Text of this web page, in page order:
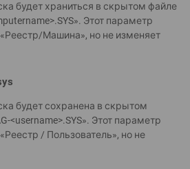
будет храниться в скрытом файле
Этот параметр
Машина», но не изменяет
будет сохранена в скрытом
<username>.SYS». Этот параметр
/ Пользователь», но не